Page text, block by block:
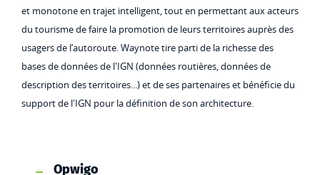
et monotone en trajet intelligent, tout en permettant aux acteurs
du tourisme de faire la promotion de leurs territoires auprès des
usagers de l’autoroute. Waynote tire parti de la richesse des
bases de données de l'IGN (données routières, données de
description des territoires...) et de ses partenaires et bénéficie du
support de l'IGN pour la définition de son architecture.
Opwigo